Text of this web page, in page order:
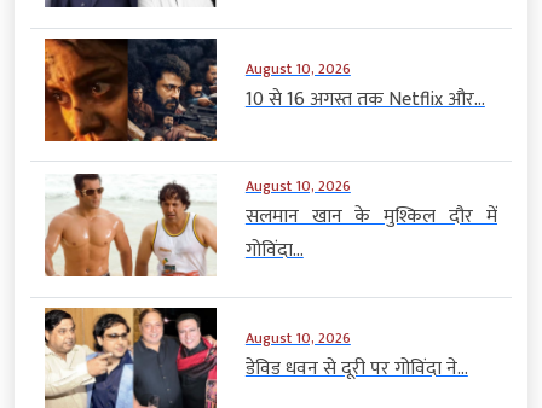
August 10, 2026
10 से 16 अगस्त तक Netflix और...
August 10, 2026
सलमान खान के मुश्किल दौर में
गोविंदा...
August 10, 2026
डेविड धवन से दूरी पर गोविंदा ने...